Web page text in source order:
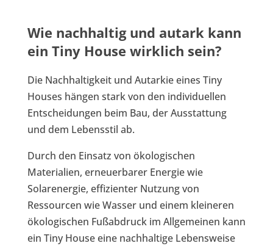
Wie nachhaltig und autark kann
ein Tiny House wirklich sein?
Die Nachhaltigkeit und Autarkie eines Tiny
Houses hängen stark von den individuellen
Entscheidungen beim Bau, der Ausstattung
und dem Lebensstil ab.
Durch den Einsatz von ökologischen
Materialien, erneuerbarer Energie wie
Solarenergie, effizienter Nutzung von
Ressourcen wie Wasser und einem kleineren
ökologischen Fußabdruck im Allgemeinen kann
ein Tiny House eine nachhaltige Lebensweise